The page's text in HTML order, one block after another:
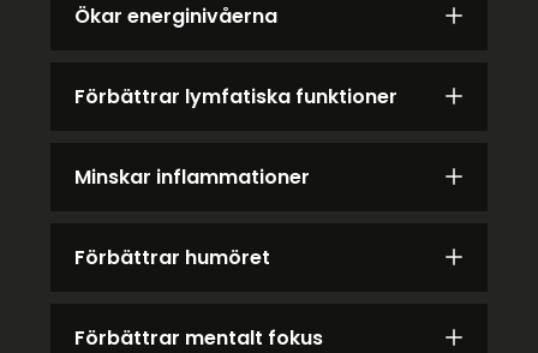
Ökar energinivåerna
Förbättrar lymfatiska funktioner
Minskar inflammationer
Förbättrar humöret
Förbättrar mentalt fokus